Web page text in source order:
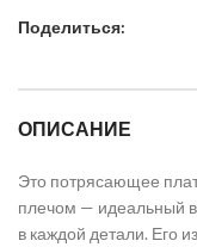
Поделиться:
ОПИСАНИЕ
Это потрясающее
плечом — идеальный
в каждой детали. Его